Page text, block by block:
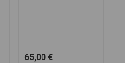
65,00 €